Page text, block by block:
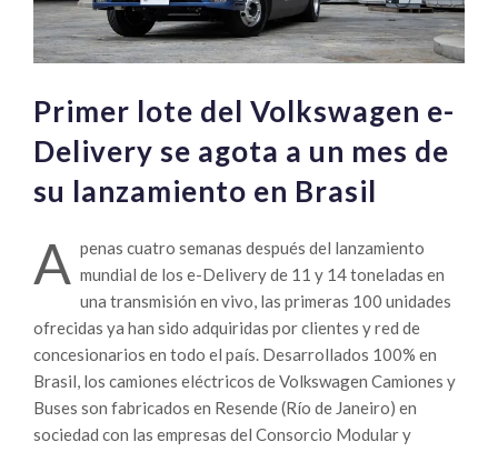
Primer lote del Volkswagen e-
Delivery se agota a un mes de
su lanzamiento en Brasil
A penas cuatro semanas después del lanzamiento
mundial de los e-Delivery de 11 y 14 toneladas en
una transmisión en vivo, las primeras 100 unidades
ofrecidas ya han sido adquiridas por clientes y red de
concesionarios en todo el país. Desarrollados 100% en
Brasil, los camiones eléctricos de Volkswagen Camiones y
Buses son fabricados en Resende (Río de Janeiro) en
sociedad con las empresas del Consorcio Modular y